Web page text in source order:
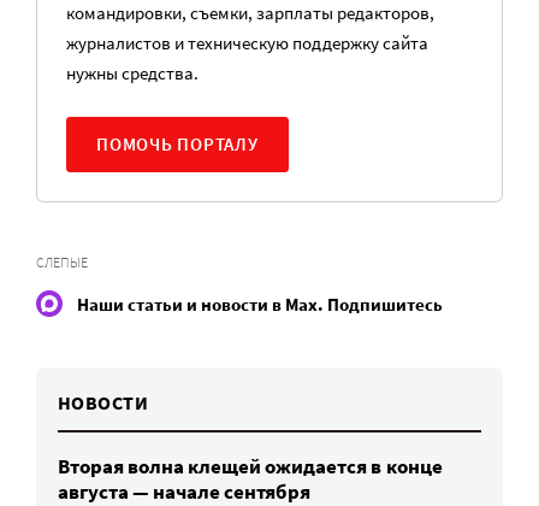
командировки, съемки, зарплаты редакторов,
журналистов и техническую поддержку сайта
нужны средства.
ПОМОЧЬ ПОРТАЛУ
СЛЕПЫЕ
Наши статьи и новости в Max. Подпишитесь
НОВОСТИ
Вторая волна клещей ожидается в конце
августа — начале сентября